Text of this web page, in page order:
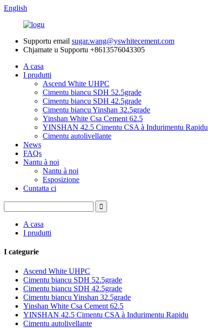
English
Supportu email sugar.wang@yswhitecement.com
Chjamate u Supportu +8613576043305
A casa
I prudutti
Ascend White UHPC
Cimentu biancu SDH 52.5grade
Cimentu biancu SDH 42.5grade
Cimentu biancu Yinshan 32.5grade
Yinshan White Csa Cement 62.5
YINSHAN 42.5 Cimentu CSA à Indurimentu Rapidu
Cimentu autolivellante
News
FAQs
Nantu à noi
Nantu à noi
Esposizione
Cuntatta ci
A casa
I prudutti
I categurie
Ascend White UHPC
Cimentu biancu SDH 52.5grade
Cimentu biancu SDH 42.5grade
Cimentu biancu Yinshan 32.5grade
Yinshan White Csa Cement 62.5
YINSHAN 42.5 Cimentu CSA à Indurimentu Rapidu
Cimentu autolivellante